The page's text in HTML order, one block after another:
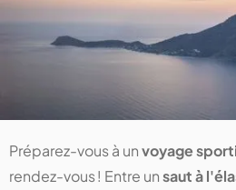
Préparez-vous à unvoyage
rendez-vous ! Entre unsaut à